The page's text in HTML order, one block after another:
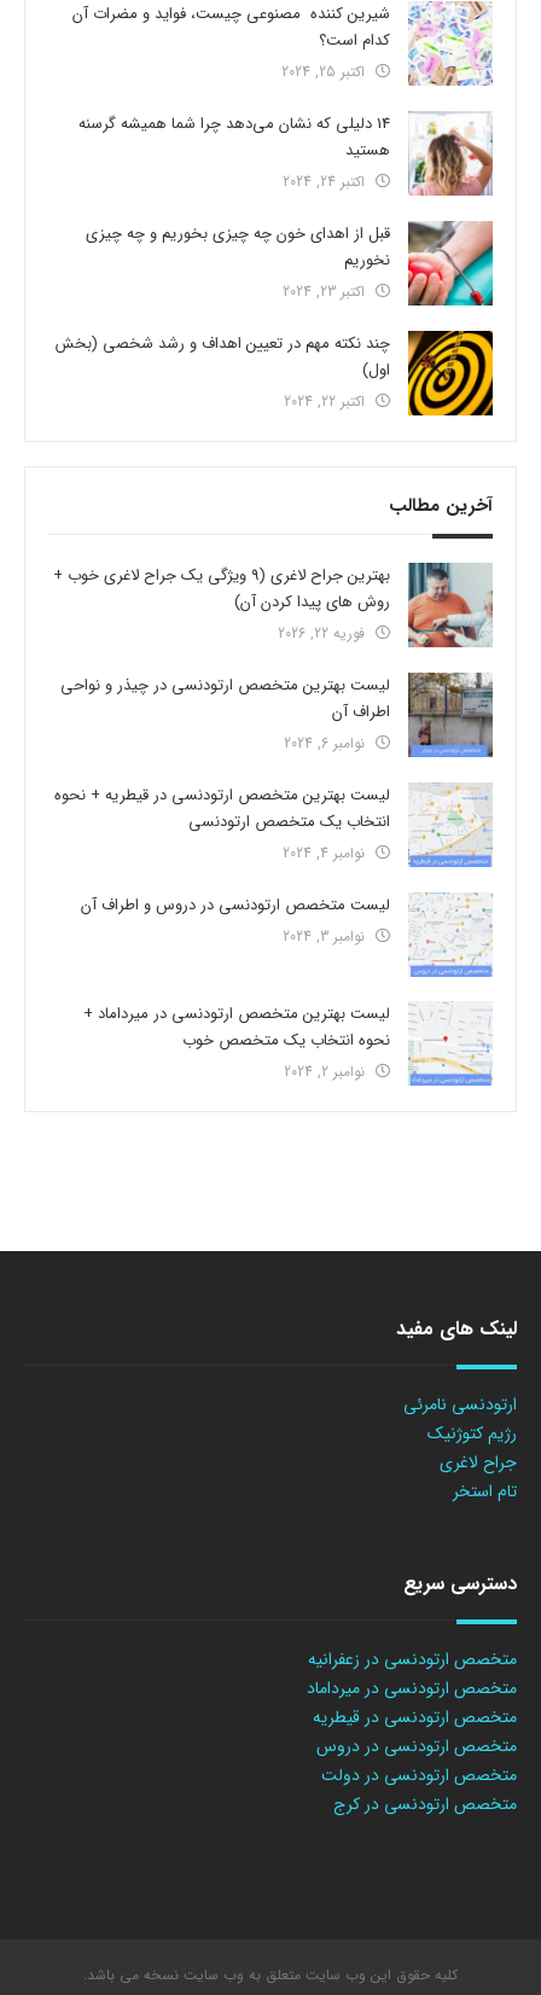
شیرین کننده مصنوعی چیست، فواید و مضرات آن
کدام است؟
اکتبر 25, 2024
14 دلیلی که نشان می‌دهد چرا شما همیشه گرسنه
هستید
اکتبر 24, 2024
قبل از اهدای خون چه چیزی بخوریم و چه چیزی
نخوریم
اکتبر 23, 2024
چند نکته مهم در تعیین اهداف و رشد شخصی (بخش
اول)
اکتبر 22, 2024
آخرین مطالب
بهترین جراح لاغری (9 ویژگی یک جراح لاغری خوب +
روش های پیدا کردن آن)
فوریه 22, 2026
لیست بهترین متخصص ارتودنسی در چیذر و نواحی
اطراف آن
نوامبر 6, 2024
لیست بهترین متخصص ارتودنسی در قیطریه + نحوه
انتخاب یک متخصص ارتودنسی
نوامبر 4, 2024
لیست متخصص ارتودنسی در دروس و اطراف آن
نوامبر 3, 2024
لیست بهترین متخصص ارتودنسی در میرداماد +
نحوه انتخاب یک متخصص خوب
نوامبر 2, 2024
لینک های مفید
ارتودنسی نامرئی
رژیم کتوژنیک
جراح لاغری
تام استخر
دسترسی سریع
متخصص ارتودنسی در زعفرانیه
متخصص ارتودنسی در میرداماد
متخصص ارتودنسی در قیطریه
متخصص ارتودنسی در دروس
متخصص ارتودنسی در دولت
متخصص ارتودنسی در کرج
کلیه حقوق این وب سایت متعلق به وب سایت نسخه می باشد.